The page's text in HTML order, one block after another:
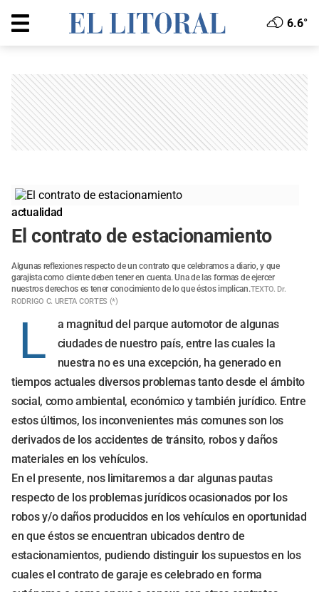
6.6°
actualidad
El contrato de estacionamiento
Algunas reflexiones respecto de un contrato que celebramos a diario, y que
garajista como cliente deben tener en cuenta. Una de las formas de ejercer
nuestros derechos es tener conocimiento de lo que éstos implican.TEXTO. Dr.
RODRIGO C. URETA CORTES (*)
L
a magnitud del parque automotor de algunas
ciudades de nuestro país, entre las cuales la
nuestra no es una excepción, ha generado en
tiempos actuales diversos problemas tanto desde el ámbito
social, como ambiental, económico y también jurídico. Entre
estos últimos, los inconvenientes más comunes son los
derivados de los accidentes de tránsito, robos y daños
materiales en los vehículos.
En el presente, nos limitaremos a dar algunas pautas
respecto de los problemas jurídicos ocasionados por los
robos y/o daños producidos en los vehículos en oportunidad
en que éstos se encuentran ubicados dentro de
estacionamientos, pudiendo distinguir los supuestos en los
cuales el contrato de garaje es celebrado en forma